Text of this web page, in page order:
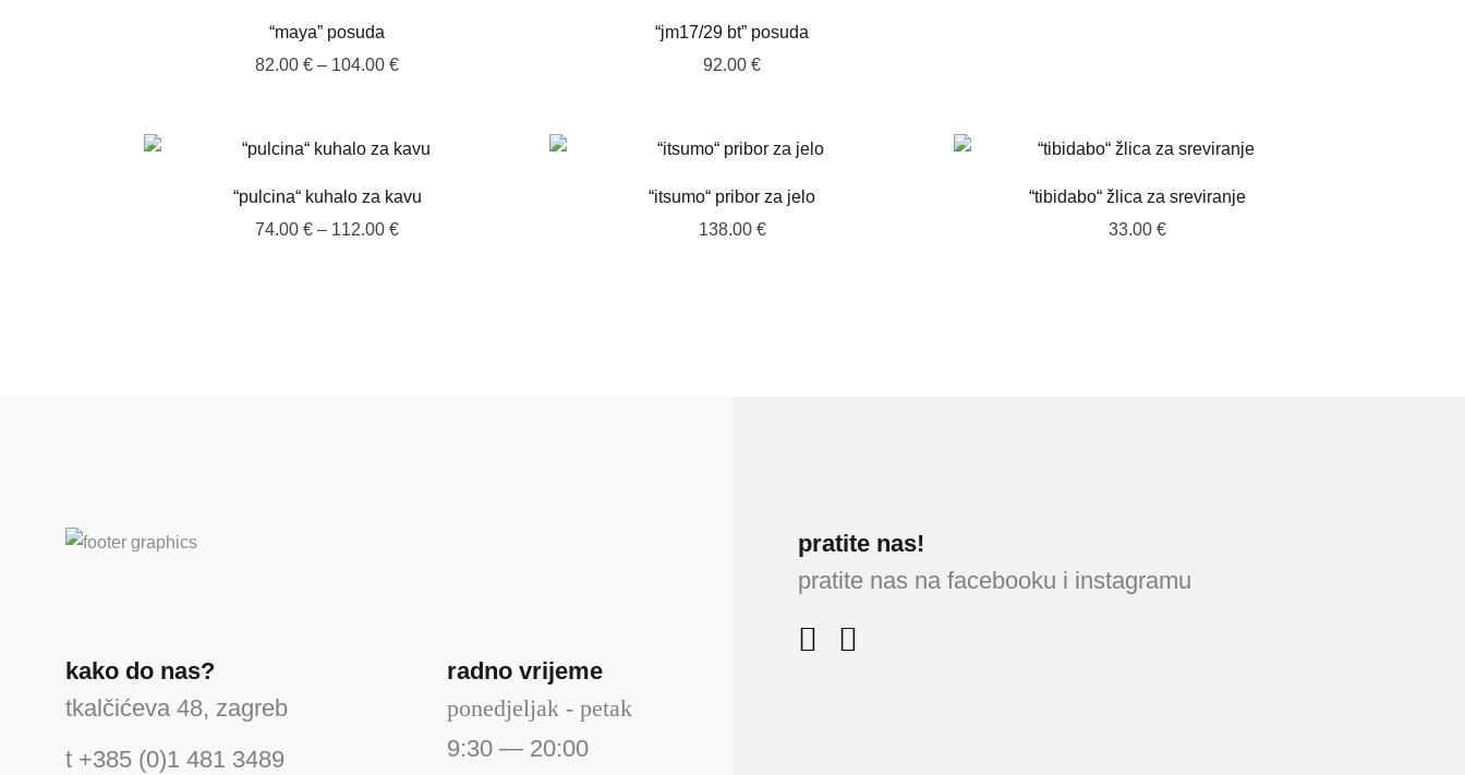
“maya” posuda
82.00€ – 104.00€Raspon
82.00 €
“jm17/29 bt” posuda
92.00€
“pulcina“ kuhalo za kavu
74.00€ – 112.00€Raspon
“itsumo“ pribor za jelo
138.00 €
“tibidabo“ žlica za sreviranje
33.00€
kako do nas?
tkalčićeva 48, zagreb
t +385 (0)1 481 3489
radno vrijeme
ponedjeljak - petak
9:30 — 20:00
pratite nas!
pratite nas na facebooku i instagramu